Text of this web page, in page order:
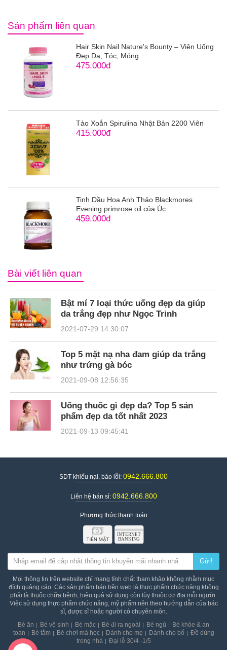
Sản phẩm liên quan
Hair Skin Nail Nature's Bounty – Viên Uống
Đẹp Da, Tóc, Móng
475.000đ
Tảo Xoắn Spirulina Nhật Bản 2200 Viên
415.000đ
Tinh Dầu Hoa Anh Thảo Blackmores
Evening primrose oil của Úc
459.000đ
Bài viết liên quan
Bật mí 7 loại thức uống đẹp da giúp
da trắng đẹp như Ngọc Trinh
2021-07-29 14:30:07
Top 5 mặt nạ nha đam giúp da trắng
như trứng gà bóc
2021-09-08 12:56:35
Uống thuốc gì đẹp da? Top 5 sản
phẩm đẹp da tốt nhất 2023
2021-09-13 09:45:41
SDT khiếu nại, báo lỗi: 0942.666.800
Liên hệ bán sỉ: 0942.666.800
Phương thức thanh toán
Gửi!
Mọi thông tin trên website chỉ mang tính chất tham khảo không nhằm mục
đích quảng cáo. Các sản phẩm bán trên web là thực phẩm chức năng không
phải là thuốc chữa bệnh, hiệu quả sử dụng còn tùy thuộc cơ địa mỗi người.
Việc sử dụng thực phẩm chức năng, mỹ phẩm nên theo hướng dẫn của bác
sĩ, dược sĩ hoặc người có chuyên môn.
Bé ăn
Bé vệ sinh Bé mặc Bé đi ra ngoài Bé ngủ
Bé khỏe & an
toàn
Bé tắm Bé chơi mà học Dành cho mẹ Dành cho bố
Đồ dùng
trong nhà
Đại lễ 30/4 -1/5